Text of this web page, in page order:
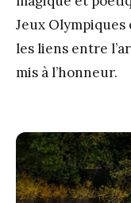
Jeux Olympiques
les liens entre
mis à l’honneur.